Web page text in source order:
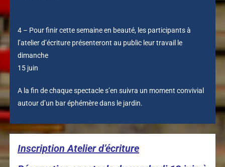
4 – Pour finir cette semaine en beauté, les participants à
l’atelier d’écriture présenteront au public leurtravail le
dimanche
15 juin
A la fin de chaque spectacle s’en suivra un moment convivial
autour d’un bar éphémère dans le jardin.
Inscription Atelier d’écriture